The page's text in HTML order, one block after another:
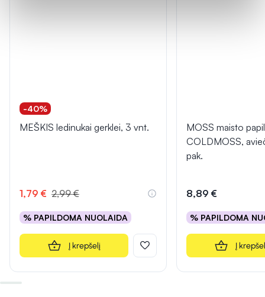
-40%
MEŠKIS ledinukai gerklei, 3 vnt.
1,79 € 2,99 €
% PAPILDOMA NUOLAIDA
Į krepšelį
MOSS maisto
COLDMOSS,
pak.
8,89 €
% PAPILDOMA
Į